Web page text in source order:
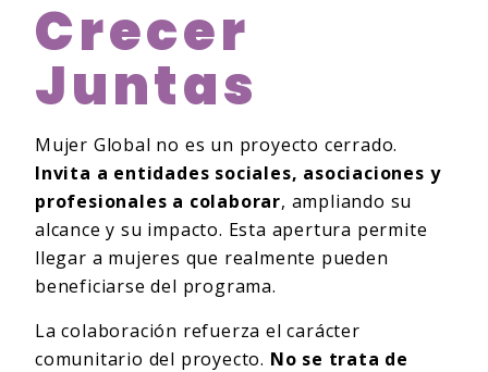
Crecer
Juntas
Mujer Global no es un proyecto cerrado.
Invita a entidades sociales, asociaciones y
profesionales a colaborar, ampliando su
alcance y su impacto. Esta apertura permite
llegar a mujeres que realmente pueden
beneficiarse del programa.
La colaboración refuerza el carácter
comunitario del proyecto. No se trata de